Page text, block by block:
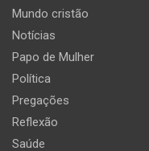
Mundo cristão
Notícias
Papo de Mulher
Política
Pregações
Reflexão
Saúde